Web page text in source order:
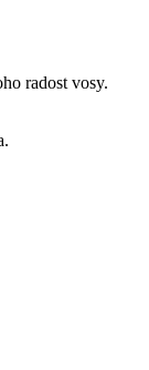
radost vosy.